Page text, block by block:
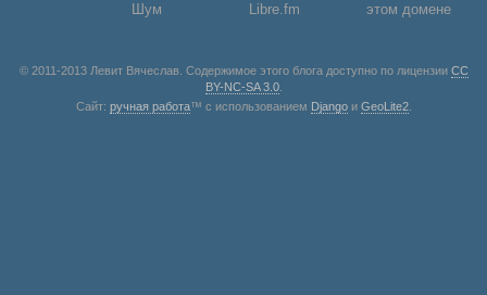
Шум
Libre.fm
этом домене
© 2011-2013 Левит Вячеслав. Содержимое этого блога доступно по лицензии CC
BY-NC-SA 3.0.
Сайт: ручная работа™ с использованием Djangoи GeoLite2.